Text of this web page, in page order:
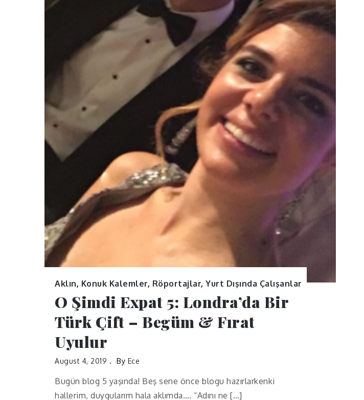
Aklın, Konuk Kalemler, Röportajlar, Yurt Dışında Çalışanlar
O Şimdi Expat 5: Londra’da Bir
Türk Çift – Begüm & Fırat
Uyulur
August 4, 2019 By Ece
Bugün blog 5 yaşında! Beş sene önce blogu hazırlarkenki
hallerim, duygularım hala aklımda…. “Adını ne […]